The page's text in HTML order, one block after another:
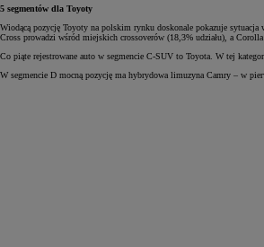
5 segmentów dla Toyoty
Wiodącą pozycję Toyoty na polskim rynku doskonale pokazuje
Cross prowadzi wśród miejskich crossoverów (18,3% udziału), a
Co piąte rejestrowane auto w segmencie C-SUV to Toyota. W tej
W segmencie D mocną pozycję ma hybrydowa limuzyna Camry – w